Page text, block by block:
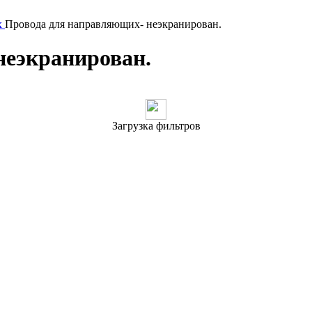
Провода для направляющих- неэкранирован.
Загрузка фильтров